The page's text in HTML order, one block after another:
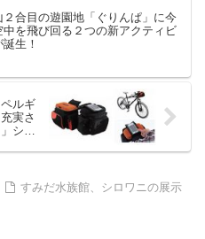
２合目の遊園地「ぐりんぱ」に今
中を飛び回る２つの新アクティビ
生！
ルギ
実さ
シリ
すみだ水族館、シロワニの展示